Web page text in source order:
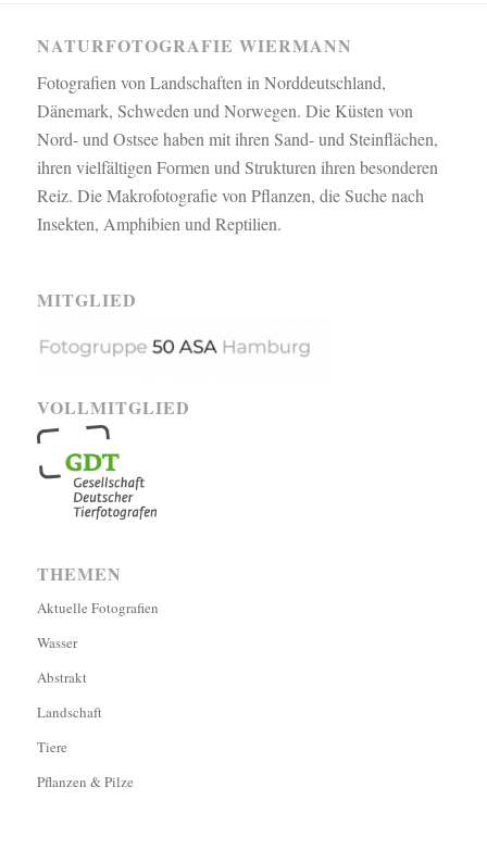
NATURFOTOGRAFIE WIERMANN
Fotografien von Landschaften in Norddeutschland,
Dänemark, Schweden und Norwegen. Die Küsten von
Nord- und Ostsee haben mit ihren Sand- und Steinflächen,
ihren vielfältigen Formen und Strukturen ihren besonderen
Reiz. Die Makrofotografie von Pflanzen, die Suche nach
Insekten, Amphibien und Reptilien.
MITGLIED
VOLLMITGLIED
THEMEN
Aktuelle Fotografien
Wasser
Abstrakt
Landschaft
Tiere
Pflanzen & Pilze